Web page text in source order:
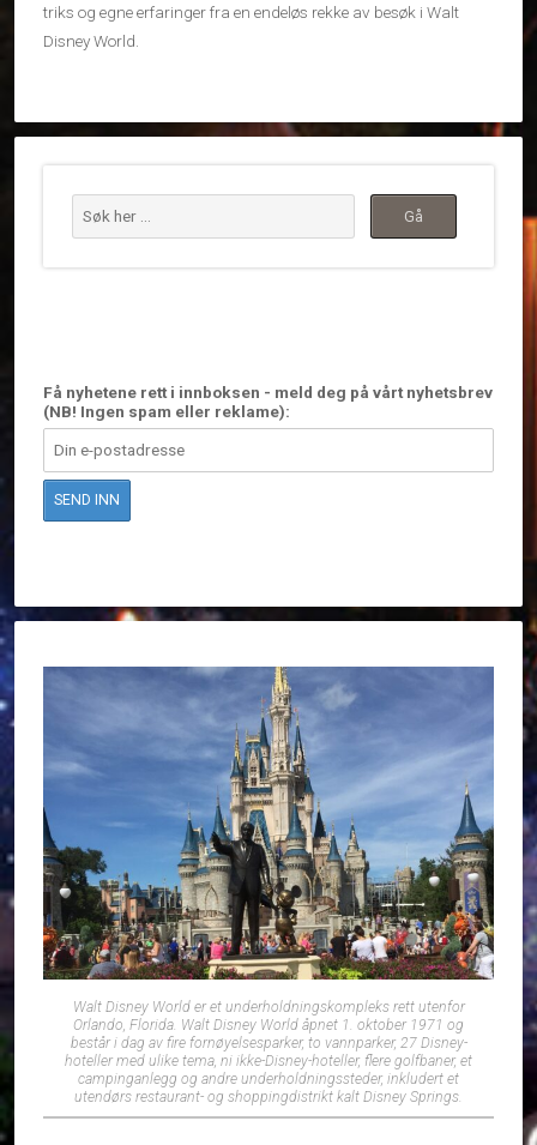
triks og egne erfaringer fra en endeløs rekke av besøk i Walt
Disney World.
Få nyhetene rett i innboksen - meld deg på vårt nyhetsbrev
(NB! Ingen spam eller reklame):
Walt Disney World er et underholdningskompleks rett utenfor
Orlando, Florida. Walt Disney World åpnet 1. oktober 1971 og
består i dag av fire fornøyelsesparker, to vannparker, 27 Disney-
hoteller med ulike tema, ni ikke-Disney-hoteller, flere golfbaner, et
campinganlegg og andre underholdningssteder, inkludert et
utendørs restaurant- og shoppingdistrikt kalt Disney Springs.